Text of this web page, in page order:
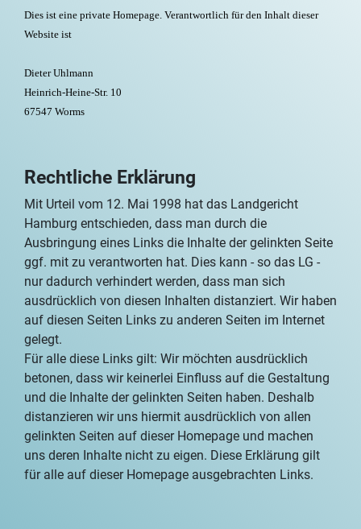
Dies ist eine private Homepage. Verantwortlich für den Inhalt dieser
Website ist
Dieter Uhlmann
Heinrich-Heine-Str. 10
67547 Worms
Rechtliche Erklärung
Mit Urteil vom 12. Mai 1998 hat das Landgericht
Hamburg entschieden, dass man durch die
Ausbringung eines Links die Inhalte der gelinkten Seite
ggf. mit zu verantworten hat. Dies kann - so das LG -
nur dadurch verhindert werden, dass man sich
ausdrücklich von diesen Inhalten distanziert. Wir haben
auf diesen Seiten Links zu anderen Seiten im Internet
gelegt.
Für alle diese Links gilt: Wir möchten ausdrücklich
betonen, dass wir keinerlei Einfluss auf die Gestaltung
und die Inhalte der gelinkten Seiten haben. Deshalb
distanzieren wir uns hiermit ausdrücklich von allen
gelinkten Seiten auf dieser Homepage und machen
uns deren Inhalte nicht zu eigen. Diese Erklärung gilt
für alle auf dieser Homepage ausgebrachten Links.